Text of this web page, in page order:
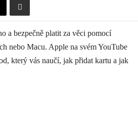
a bezpečně platit za věci pomocí
nebo Macu. Apple na svém YouTube
který vás naučí, jak přidat kartu a jak